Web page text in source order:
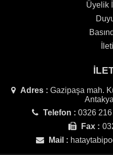
Üyelik
Adres : Gazipaşa mah.
Telefon : 0326
Fax :
Mail :